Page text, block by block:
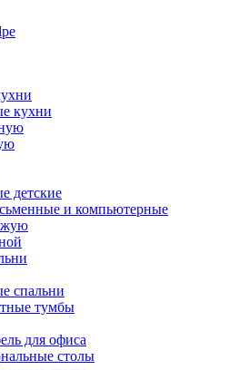
кухни
детские
и компьютерные
спальни
тумбы
для офиса
столы